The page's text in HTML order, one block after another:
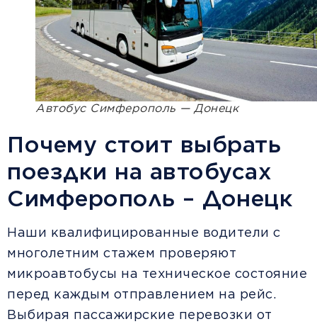
Автобус Симферополь — Донецк
Почему стоит выбрать
поездки на автобусах
Симферополь – Донецк
Наши квалифицированные водители с
многолетним стажем проверяют
микроавтобусы на техническое состояние
перед каждым отправлением на рейс.
Выбирая пассажирские перевозки от